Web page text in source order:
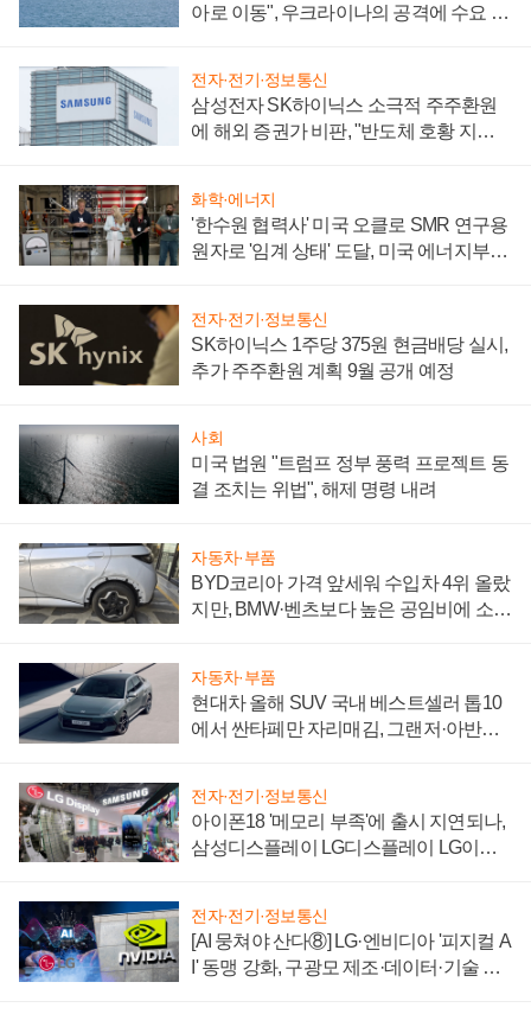
아로 이동", 우크라이나의 공격에 수요 늘
전자·전기·정보통신
삼성전자 SK하이닉스 소극적 주주환원
에 해외 증권가 비판, "반도체 호황 지속
화학·에너지
'한수원 협력사' 미국 오클로 SMR 연구용
원자로 '임계 상태' 도달, 미국 에너지부
전자·전기·정보통신
SK하이닉스 1주당 375원 현금배당 실시,
추가 주주환원 계획 9월 공개 예정
사회
미국 법원 "트럼프 정부 풍력 프로젝트 동
결 조치는 위법", 해제 명령 내려
자동차·부품
BYD코리아 가격 앞세워 수입차 4위 올랐
지만, BMW·벤츠보다 높은 공임비에 소비
자동차·부품
현대차 올해 SUV 국내 베스트셀러 톱10
에서 싼타페만 자리매김, 그랜저·아반떼
전자·전기·정보통신
아이폰18 '메모리 부족'에 출시 지연되나,
삼성디스플레이 LG디스플레이 LG이노
전자·전기·정보통신
[AI 뭉쳐야 산다⑧] LG·엔비디아 '피지컬 A
I' 동맹 강화, 구광모 제조·데이터·기술 결